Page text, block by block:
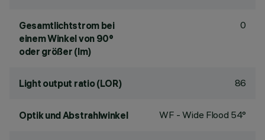
Gesamtlichtstrom bei
einem Winkel von 90°
oder größer (lm)
0
Light output ratio (LOR) 86
Optik und Abstrahlwinkel WF - Wide Flood 54°